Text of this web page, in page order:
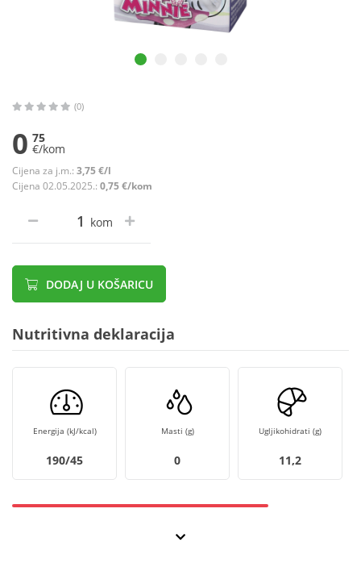
(0)
0 75
€/kom
Cijena za j.m.: 3,75 €/l
Cijena 02.05.2025.: 0,75 €/kom
kom
DODAJ U KOŠARICU
Nutritivna deklaracija
Energija (kJ/kcal)
190/45
Masti (g)
0
Ugljikohidrati (g)
11,2